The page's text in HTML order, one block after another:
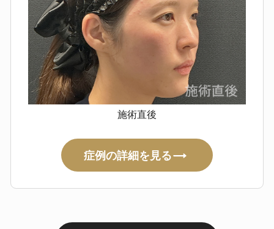
施術直後
症例の詳細を見る